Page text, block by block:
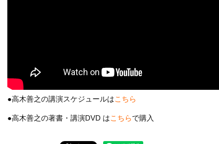
●高木善之の講演スケジュールはこちら
●高木善之の著書・講演DVD はこちらで購入